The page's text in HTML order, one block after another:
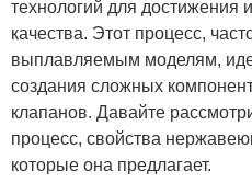
технологий для достижения
качества. Этот процесс,
выплавляемым моделям,
создания сложных
клапанов. Давайте
процесс, свойства
которые она предлагает.